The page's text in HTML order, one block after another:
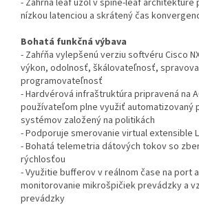
- Zahŕňa leaf uzol v spine-leaf
nízkou latenciou a skrátený čas
Bohatá funkčná výbava
- Zahŕňa vylepšenú verziu softvéru Cisco
výkon, odolnosť, škálovateľnosť,
programovateľnosť
- Hardvérová infraštruktúra pripravená na
používateľom plne využiť automatizovaný
systémov založený na politikách
- Podporuje smerovanie virtual extensible
- Bohatá telemetria dátových tokov so
rýchlosťou
- Využitie bufferov v reálnom čase na port
monitorovanie mikrošpičiek prevádzky a
prevádzky